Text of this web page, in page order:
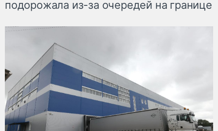
подорожала из-за очередей на границе